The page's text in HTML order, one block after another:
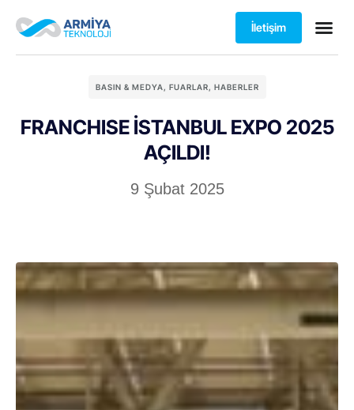
İletişim
BASIN & MEDYA, FUARLAR, HABERLER
FRANCHISE İSTANBUL EXPO 2025
AÇILDI!
9 Şubat 2025